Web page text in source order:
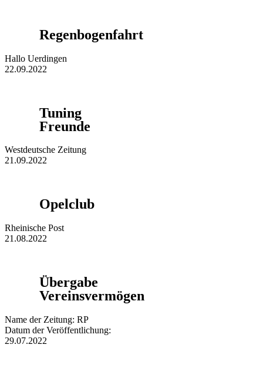
Regenbogenfahrt
Hallo Uerdingen
22.09.2022
Tuning
Freunde
Westdeutsche Zeitung
21.09.2022
Opelclub
Rheinische Post
21.08.2022
Übergabe
Vereinsvermögen
Name der Zeitung: RP
Datum der Veröffentlichung:
29.07.2022